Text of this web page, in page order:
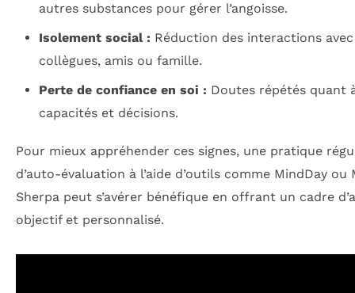
autres substances pour gérer l’angoisse.
Isolement social : Réduction des interactions avec
collègues, amis ou famille.
Perte de confiance en soi : Doutes répétés quant
capacités et décisions.
Pour mieux appréhender ces signes, une pratique
d’auto-évaluation à l’aide d’outils comme MindDay ou
Sherpa peut s’avérer bénéfique en offrant un cadre
objectif et personnalisé.